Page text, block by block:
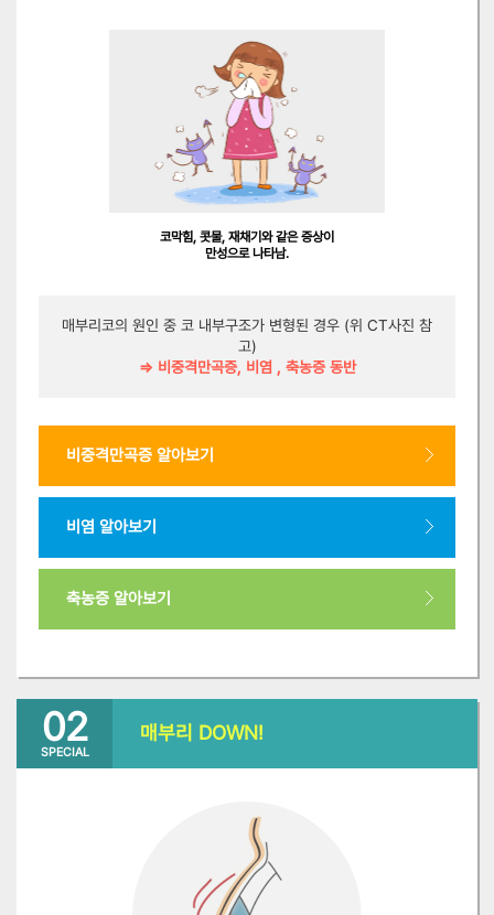
코막힘, 콧물, 재채기와 같은 증상이
만성으로 나타남.
매부리코의 원인 중 코 내부구조가 변형된 경우 (위 CT사진 참
고)
⇒ 비중격만곡증, 비염 , 축농증 동반
비중격만곡증 알아보기
비염 알아보기
축농증 알아보기
02
SPECIAL
매부리 DOWN!